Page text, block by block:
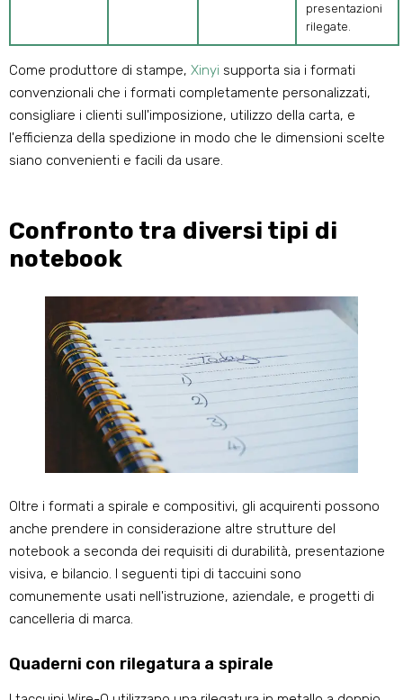
presentazioni
rilegate.
Come produttore di stampe, Xinyi supporta sia i formati
convenzionali che i formati completamente personalizzati,
consigliare i clienti sull'imposizione, utilizzo della carta, e
l'efficienza della spedizione in modo che le dimensioni scelte
siano convenienti e facili da usare.
Confronto tra diversi tipi di
notebook
Oltre i formati a spirale e compositivi, gli acquirenti possono
anche prendere in considerazione altre strutture del
notebook a seconda dei requisiti di durabilità, presentazione
visiva, e bilancio. I seguenti tipi di taccuini sono
comunemente usati nell'istruzione, aziendale, e progetti di
cancelleria di marca.
Quaderni con rilegatura a spirale